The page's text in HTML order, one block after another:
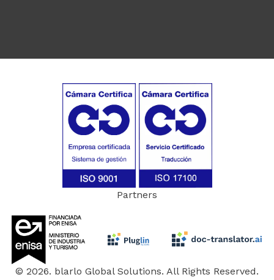
Partners
© 2026. blarlo Global Solutions. All Rights Reserved.